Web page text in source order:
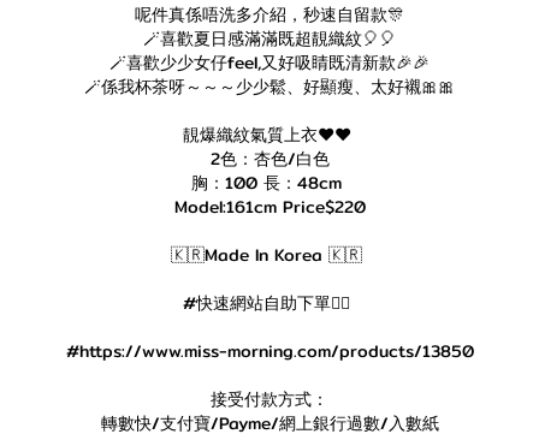
呢件真係唔洗多介紹，秒速自留款🎊
🪄喜歡夏日感滿滿既超靚織紋🎈🎈
🪄喜歡少少女仔feel,又好吸睛既清新款🎉🎉
🪄係我杯茶呀～～～少少鬆、好顯瘦、太好襯🎀🎀
靚爆織紋氣質上衣❤️❤️
2色：杏色/白色
胸：100 長：48cm
Model:161cm Price$220
🇰🇷Made In Korea 🇰🇷
#快速網站自助下單👇🏻
#https://www.miss-morning.com/products/13850
接受付款方式：
轉數快/支付寶/Payme/網上銀行過數/入數紙